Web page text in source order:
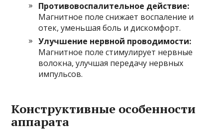
Противовоспалительное действие:
Магнитное поле снижает воспаление и
отек, уменьшая боль и дискомфорт.
Улучшение нервной проводимости:
Магнитное поле стимулирует нервные
волокна, улучшая передачу нервных
импульсов.
Конструктивные особенности
аппарата